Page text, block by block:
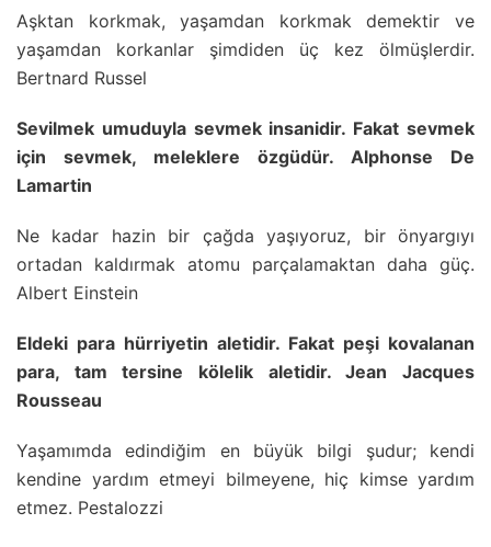
Aşktan korkmak, yaşamdan korkmak demektir ve
yaşamdan korkanlar şimdiden üç kez ölmüşlerdir.
Bertnard Russel
Sevilmek umuduyla sevmek insanidir. Fakat sevmek
için sevmek, meleklere özgüdür. Alphonse De
Lamartin
Ne kadar hazin bir çağda yaşıyoruz, bir önyargıyı
ortadan kaldırmak atomu parçalamaktan daha güç.
Albert Einstein
Eldeki para hürriyetin aletidir. Fakat peşi kovalanan
para, tam tersine kölelik aletidir. Jean Jacques
Rousseau
Yaşamımda edindiğim en büyük bilgi şudur; kendi
kendine yardım etmeyi bilmeyene, hiç kimse yardım
etmez. Pestalozzi